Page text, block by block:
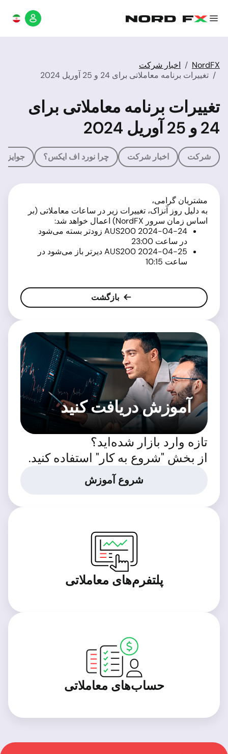
NordFX
اخبار شرکت
تغییرات برنامه معاملاتی برای 24 و 25 آوریل 2024
تغییرات برنامه معاملاتی برای
24 و 25 آوریل 2024
شرکت اخبار شرکت چرا نورد اف ایکس؟ جوایز
مشتریان گرامی،
به دلیل روز آنزاک، تغییرات زیر در ساعات معاملاتی (بر
اساس زمان سرور NordFX) اعمال خواهد شد:
2024-04-24 AUS200 زودتر بسته می‌شود
در ساعت 23:00
2024-04-25 AUS200 دیرتر باز می‌شود در
ساعت 10:15
بازگشت
آموزش دریافت کنید
تازه وارد بازار شده‌اید؟
از بخش "شروع به کار" استفاده کنید.
شروع آموزش
پلتفرم‌های معاملاتی
حساب‌های معاملاتی